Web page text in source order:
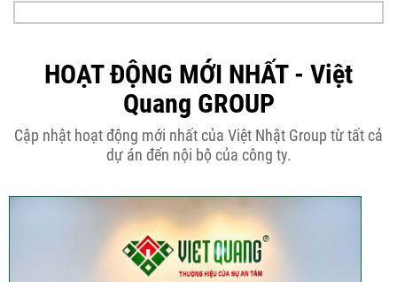
50m2...
Những điều cần biết khi thiết kế nhà
phố 5...
Cập nhật xu thế thiết kế nhà phố 5
tầng...
HOẠT ĐỘNG MỚI NHẤT - Việt
Quang GROUP
Cập nhật hoạt động mới nhất của Việt Nhật Group từ tất cả
dự án đến nội bộ của công ty.